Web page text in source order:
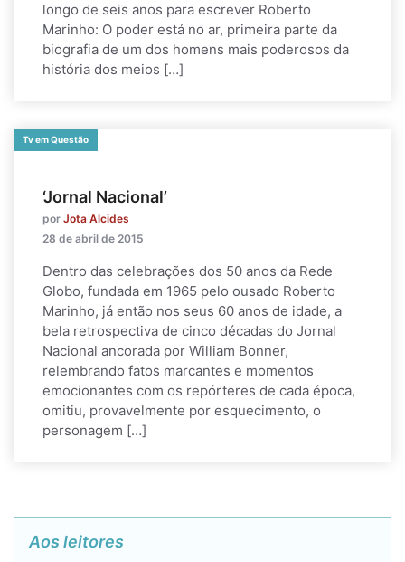
longo de seis anos para escrever Roberto
Marinho: O poder está no ar, primeira parte da
biografia de um dos homens mais poderosos da
história dos meios […]
Tv em Questão
‘Jornal Nacional’
por Jota Alcides
28 de abril de 2015
Dentro das celebrações dos 50 anos da Rede
Globo, fundada em 1965 pelo ousado Roberto
Marinho, já então nos seus 60 anos de idade, a
bela retrospectiva de cinco décadas do Jornal
Nacional ancorada por William Bonner,
relembrando fatos marcantes e momentos
emocionantes com os repórteres de cada época,
omitiu, provavelmente por esquecimento, o
personagem […]
Aos leitores